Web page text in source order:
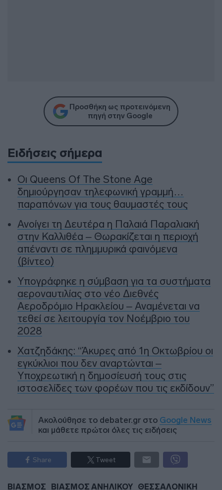
Προσθήκη ως προτεινόμενη
πηγή στην Google
Ειδήσεις σήμερα
Οι Queens Of The Stone Age
δημιούργησαν τηλεφωνική γραμμή…
παραπόνων για τους θαυμαστές τους
Ανοίγει τη Δευτέρα η Παλαιά Παραλιακή
στην Καλλιθέα – Θωρακίζεται η περιοχή
απέναντι σε πλημμυρικά φαινόμενα
(βίντεο)
Υπογράφηκε η σύμβαση για τα συστήματα
αεροναυτιλίας στο νέο Διεθνές
Αεροδρόμιο Ηρακλείου – Αναμένεται να
τεθεί σε λειτουργία τον Νοέμβριο του
2028
Χατζηδάκης: “Άκυρες από 1η Οκτωβρίου οι
εγκύκλιοι που δεν αναρτώνται –
Υποχρεωτική η δημοσίευσή τους στις
ιστοσελίδες των φορέων που τις εκδίδουν”
Ακολούθησε το debater.gr στο Google News
και μάθετε πρώτοι όλες τις ειδήσεις
Share Tweet
ΒΙΑΣΜΟΣ ΒΙΑΣΜΟΣ ΑΝΗΛΙΚΟΥ ΘΕΣΣΑΛΟΝΙΚΗ